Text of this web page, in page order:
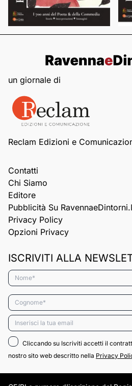
un giornale di
Reclam Edizioni e
Contatti
Chi Siamo
Editore
Pubblicità Su
Privacy Policy
Opzioni Privacy
ISCRIVITI ALLA
Nome*
Cognome*
Email*
Cliccando su Iscriviti accetti il
nostro sito web descritto nella Privacy